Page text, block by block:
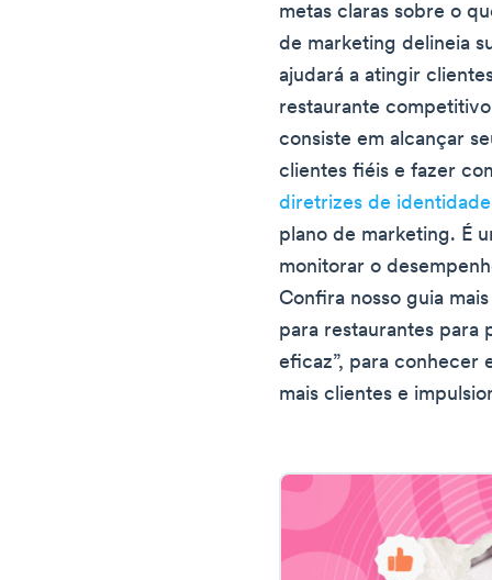
metas claras sobre o
de marketing delineia
ajudará a atingir
restaurante
consiste em alcançar
clientes fiéis e fazer
diretrizes de
plano de marketing. É
monitorar o
Confira nosso guia
para restaurantes para
eficaz”, para conhecer
mais clientes e